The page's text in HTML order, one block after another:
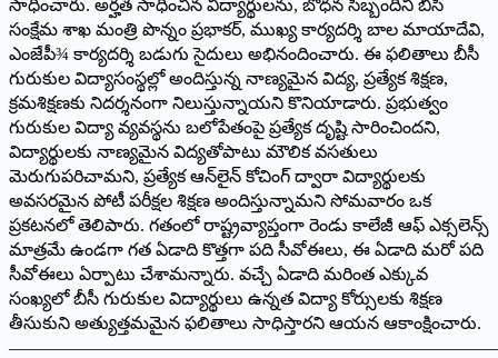
సాధించారు. అర్హత సాధించిన విద్యార్థులను, బోధన సిబ్బందిని బీసీ
సంక్షేమ శాఖ మంత్రి పొన్నం ప్రభాకర్, ముఖ్య కార్యదర్శి బాల మాయాదేవి,
ఎంజేపీ¾ కార్యదర్శి బడుగు సైదులు అభినందించారు. ఈ ఫలితాలు బీసీ
గురుకుల విద్యాసంస్థల్లో అందిస్తున్న నాణ్యమైన విద్య, ప్రత్యేక శిక్షణ,
క్రమశిక్షణకు నిదర్శనంగా నిలుస్తున్నాయని కొనియాడారు. ప్రభుత్వం
గురుకుల విద్యా వ్యవస్థను బలోపేతంపై ప్రత్యేక దృష్టి సారించిందని,
విద్యార్థులకు నాణ్యమైన విద్యతోపాటు మౌలిక వసతులు
మెరుగుపరిచామని, ప్రత్యేక ఆన్‌లైన్ కోచింగ్ ద్వారా విద్యార్థులకు
అవసరమైన పోటీ పరీక్షల శిక్షణ అందిస్తున్నామని సోమవారం ఒక
ప్రకటనలో తెలిపారు. గతంలో రాష్ట్రవ్యాప్తంగా రెండు కాలేజీ ఆఫ్ ఎక్సలెన్స్
మాత్రమే ఉండగా గత ఏడాది కొత్తగా పది సీవోఈలు, ఈ ఏడాది మరో పది
సీవోఈలు ఏర్పాటు చేశామన్నారు. వచ్చే ఏడాది మరింత ఎక్కువ
సంఖ్యలో బీసీ గురుకుల విద్యార్థులు ఉన్నత విద్యా కోర్సులకు శిక్షణ
తీసుకుని అత్యుత్తమమైన ఫలితాలు సాధిస్తారని ఆయన ఆకాంక్షించారు.